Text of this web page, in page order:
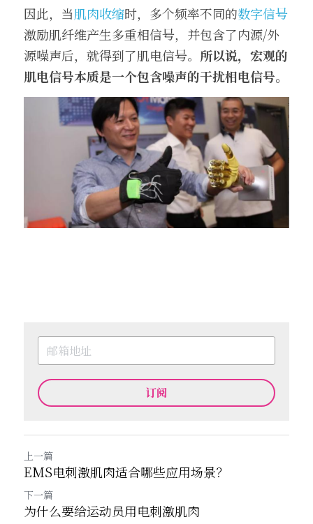
因此，当肌肉收缩时，多个频率不同的数字信号
激励肌纤维产生多重相信号，并包含了内源/外
源噪声后，就得到了肌电信号。 所以说，宏观的
肌电信号本质是一个包含噪声的干扰相电信号。
订阅
上一篇
EMS电刺激肌肉适合哪些应用场景？
下一篇
为什么要给运动员用电刺激肌肉